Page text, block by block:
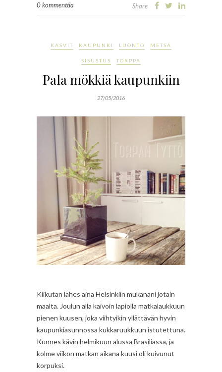
0 kommenttia Share
KASVIT KAUPUNKI LUONTO METSÄ
SISUSTUS TORPPA
Pala mökkiä kaupunkiin
27/05/2016
Kiikutan lähes aina Helsinkiin mukanani jotain
maalta. Joulun alla kaivoin lapiolla matkalaukkuun
pienen kuusen, joka viihtyikin yllättävän hyvin
kaupunkiasunnossa kukkaruukkuun istutettuna.
Kunnes kävin helmikuun alussa Brasiliassa, ja
kolme viikon matkan aikana kuusi oli kuivunut
korpuksi.